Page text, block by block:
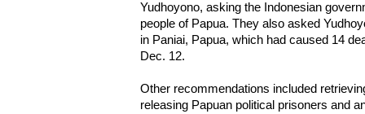
Yudhoyono, asking the Indonesian
people of Papua. They also asked
in Paniai, Papua, which had caused 14
Dec. 12.
Other recommendations included
releasing Papuan political prisoners and